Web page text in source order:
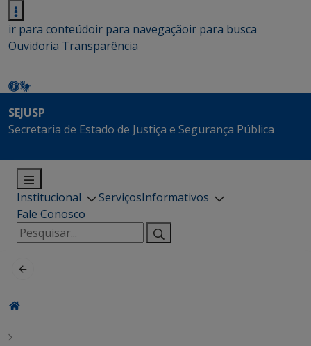
ir para conteúdoir para navegaçãoir para busca
Ouvidoria Transparência
SEJUSP
Secretaria de Estado de Justiça e Segurança Pública
Institucional ServiçosInformativos
Fale Conosco
Pesquisar
por: